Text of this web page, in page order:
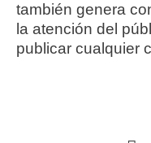
también genera
la atención del
publicar cualquier